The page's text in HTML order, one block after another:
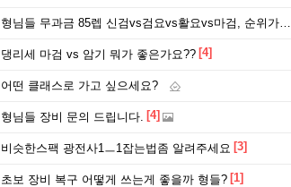
형님들 무과금 85렙 신검vs검요vs활요vs마검, 순위가 어떤가요?
댕리세 마검 vs 암기 뭐가 좋은가요?? [4]
어떤 클래스로 가고 싶으세요?
형님들 장비 문의 드립니다. [4]
비슷한스팩 광전사1ㅡ1잡는법좀 알려주세요 [3]
초보 장비 복구 어떻게 쓰는게 좋을까 형들? [1]